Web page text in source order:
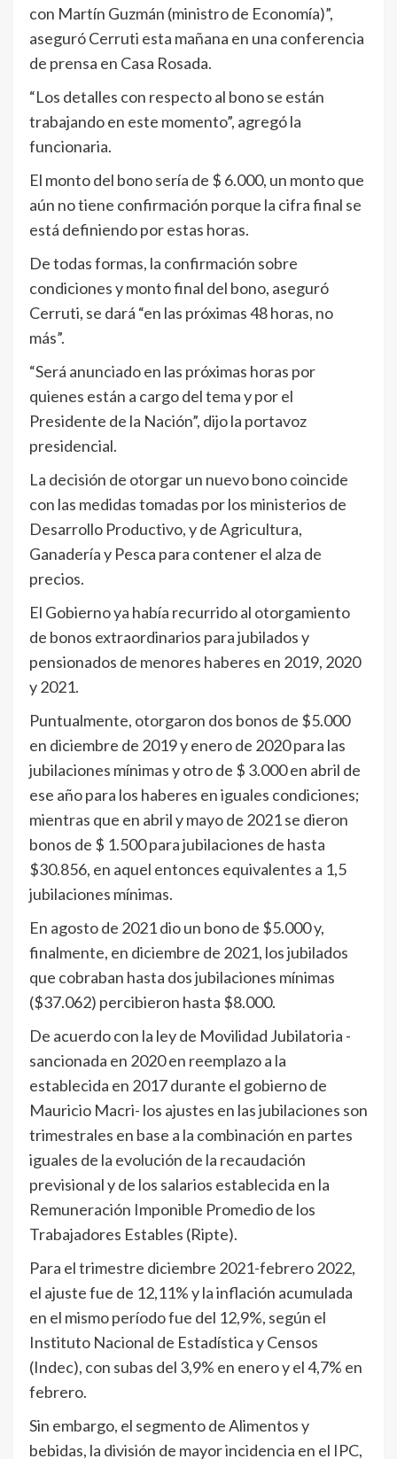
con Martín Guzmán (ministro de Economía)”,
aseguró Cerruti esta mañana en una conferencia
de prensa en Casa Rosada.
“Los detalles con respecto al bono se están
trabajando en este momento”, agregó la
funcionaria.
El monto del bono sería de $ 6.000, un monto que
aún no tiene confirmación porque la cifra final se
está definiendo por estas horas.
De todas formas, la confirmación sobre
condiciones y monto final del bono, aseguró
Cerruti, se dará “en las próximas 48 horas, no
más”.
“Será anunciado en las próximas horas por
quienes están a cargo del tema y por el
Presidente de la Nación”, dijo la portavoz
presidencial.
La decisión de otorgar un nuevo bono coincide
con las medidas tomadas por los ministerios de
Desarrollo Productivo, y de Agricultura,
Ganadería y Pesca para contener el alza de
precios.
El Gobierno ya había recurrido al otorgamiento
de bonos extraordinarios para jubilados y
pensionados de menores haberes en 2019, 2020
y 2021.
Puntualmente, otorgaron dos bonos de $5.000
en diciembre de 2019 y enero de 2020 para las
jubilaciones mínimas y otro de $ 3.000 en abril de
ese año para los haberes en iguales condiciones;
mientras que en abril y mayo de 2021 se dieron
bonos de $ 1.500 para jubilaciones de hasta
$30.856, en aquel entonces equivalentes a 1,5
jubilaciones mínimas.
En agosto de 2021 dio un bono de $5.000 y,
finalmente, en diciembre de 2021, los jubilados
que cobraban hasta dos jubilaciones mínimas
($37.062) percibieron hasta $8.000.
De acuerdo con la ley de Movilidad Jubilatoria -
sancionada en 2020 en reemplazo a la
establecida en 2017 durante el gobierno de
Mauricio Macri- los ajustes en las jubilaciones son
trimestrales en base a la combinación en partes
iguales de la evolución de la recaudación
previsional y de los salarios establecida en la
Remuneración Imponible Promedio de los
Trabajadores Estables (Ripte).
Para el trimestre diciembre 2021-febrero 2022,
el ajuste fue de 12,11% y la inflación acumulada
en el mismo período fue del 12,9%, según el
Instituto Nacional de Estadística y Censos
(Indec), con subas del 3,9% en enero y el 4,7% en
febrero.
Sin embargo, el segmento de Alimentos y
bebidas, la división de mayor incidencia en el IPC,